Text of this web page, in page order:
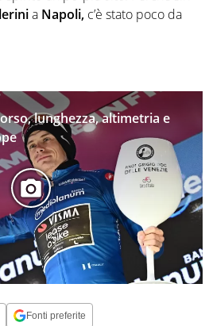
a Napoli, c’è stato poco da
lunghezza, altimetria e
Fonti preferite